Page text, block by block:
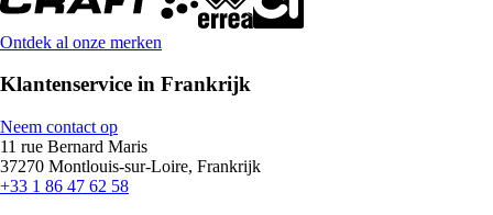
Ontdek al onze merken
Klantenservice in Frankrijk
Neem contact op
11 rue Bernard Maris
37270 Montlouis-sur-Loire, Frankrijk
+33 1 86 47 62 58